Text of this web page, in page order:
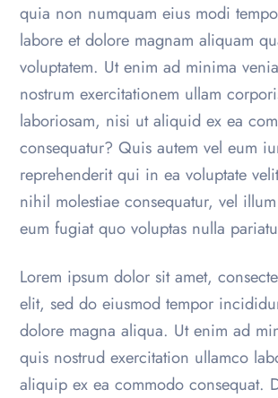
quia non numquam eius modi
labore et dolore magnam aliquam
voluptatem. Ut enim ad minima
nostrum exercitationem ullam
laboriosam, nisi ut aliquid ex ea
consequatur? Quis autem vel eum
reprehenderit qui in ea voluptate
nihil molestiae consequatur, vel
eum fugiat quo voluptas nulla
Lorem ipsum dolor sit amet,
elit, sed do eiusmod tempor
dolore magna aliqua. Ut enim ad
quis nostrud exercitation ullamco
aliquip ex ea commodo consequat.